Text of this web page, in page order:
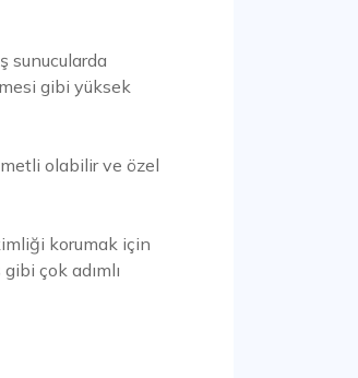
sunucularda
gibi yüksek
olabilir ve özel
korumak için
çok adımlı